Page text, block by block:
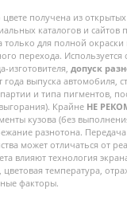
получена из
каталогов и сайтов
только для полной
перехода. Используется
изготовителя, допуск
года выпуска автомобиля,
и типа пигментов,
Крайне НЕ
кузова (без
разнотона.
может отличаться от
влияют технология
цветовая температура,
факторы.